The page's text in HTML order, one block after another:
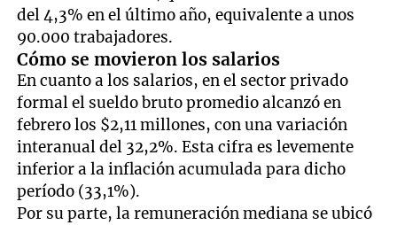
del 4,3% en el último año, equivalente a unos
90.000 trabajadores.
Cómo se movieron los salarios
En cuanto a los salarios, en el sector privado
formal el sueldo bruto promedio alcanzó en
febrero los $2,11 millones, con una variación
interanual del 32,2%. Esta cifra es levemente
inferior a la inflación acumulada para dicho
período (33,1%).
Por su parte, la remuneración mediana se ubicó